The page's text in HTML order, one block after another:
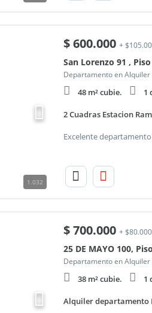
1.032
$600.000 +
San Lorenzo 91 , Piso
Departamento en Alquiler
48 m² cubie. 1
2 Cuadras Estacion
$700.000 +
25 DE MAYO 100,
Departamento en Alquiler
38 m² cubie. 1
Alquiler departamento